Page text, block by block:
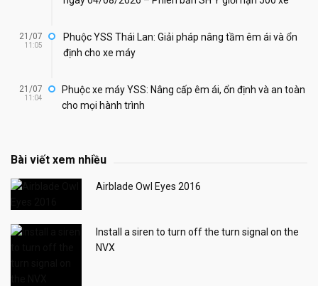
21/07
11:05
Phuộc YSS Thái Lan: Giải pháp nâng tầm êm ái và ổn
định cho xe máy
21/07
11:04
Phuộc xe máy YSS: Nâng cấp êm ái, ổn định và an toàn
cho mọi hành trình
Bài viết xem nhiều
Airblade Owl Eyes 2016
Install a siren to turn off the turn signal on the
NVX